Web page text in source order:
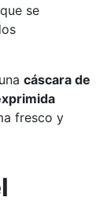
se
cáscara de
fresco y